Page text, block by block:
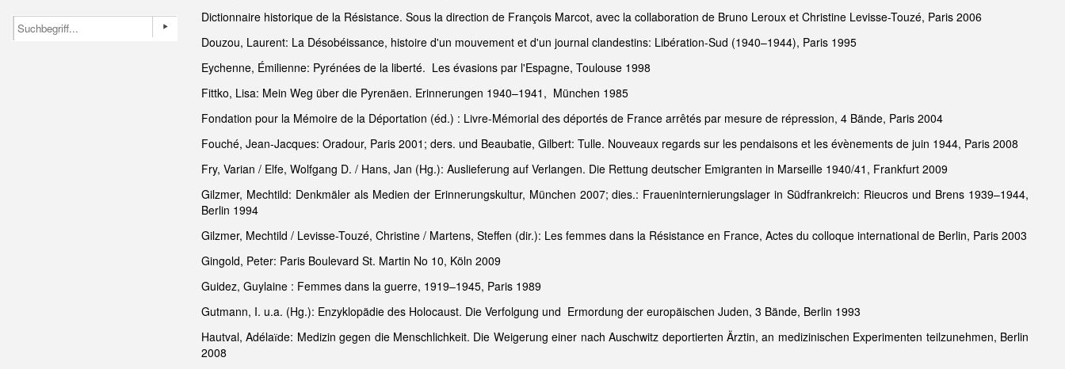
Dictionnaire historique de la Résistance. Sous la direction de François Marcot, avec la collaboration de Bruno Leroux et Christine Levisse-Touzé, Paris 2006
Douzou, Laurent: La Désobéissance, histoire d'un mouvement et d'un journal clandestins: Libération-Sud (1940–1944), Paris 1995
Eychenne, Émilienne: Pyrénées de la liberté. Les évasions par l'Espagne, Toulouse 1998
Fittko, Lisa: Mein Weg über die Pyrenäen. Erinnerungen 1940–1941, München 1985
Fondation pour la Mémoire de la Déportation (éd.) : Livre-Mémorial des déportés de France arrêtés par mesure de répression, 4 Bände, Paris 2004
Fouché, Jean-Jacques: Oradour, Paris 2001; ders. und Beaubatie, Gilbert: Tulle. Nouveaux regards sur les pendaisons et les évènements de juin 1944, Paris 2008
Fry, Varian / Elfe, Wolfgang D. / Hans, Jan (Hg.): Auslieferung auf Verlangen. Die Rettung deutscher Emigranten in Marseille 1940/41, Frankfurt 2009
Gilzmer, Mechtild: Denkmäler als Medien der Erinnerungskultur, München 2007; dies.: Fraueninternierungslager in Südfrankreich: Rieucros und Brens 1939–1944,
Berlin 1994
Gilzmer, Mechtild / Levisse-Touzé, Christine / Martens, Steffen (dir.): Les femmes dans la Résistance en France, Actes du colloque international de Berlin, Paris 2003
Gingold, Peter: Paris Boulevard St. Martin No 10, Köln 2009
Guidez, Guylaine : Femmes dans la guerre, 1919–1945, Paris 1989
Gutmann, I. u.a. (Hg.): Enzyklopädie des Holocaust. Die Verfolgung und Ermordung der europäischen Juden, 3 Bände, Berlin 1993
Hautval, Adélaїde: Medizin gegen die Menschlichkeit. Die Weigerung einer nach Auschwitz deportierten Ärztin, an medizinischen Experimenten teilzunehmen, Berlin
2008